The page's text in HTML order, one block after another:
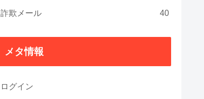
詐欺メール 40
メタ情報
ログイン